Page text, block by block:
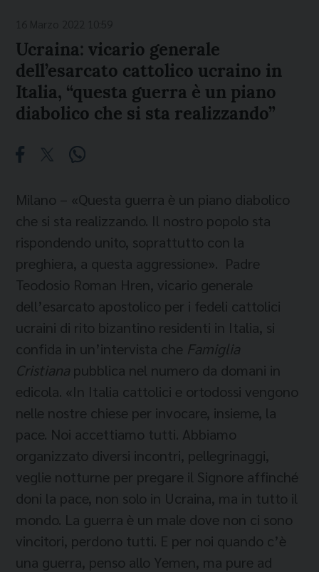
Ucraina: vicario generale
dell’esarcato cattolico ucraino in
Italia, “questa guerra è un piano
diabolico che si sta realizzando”
Milano – «Questa guerra è un piano diabolico
che si sta realizzando. Il nostro popolo sta
rispondendo unito, soprattutto con la
preghiera, a questa aggressione». Padre
Teodosio Roman Hren, vicario generale
dell’esarcato apostolico per i fedeli cattolici
ucraini di rito bizantino residenti in Italia, si
confida in un’intervista che Famiglia
Cristiana pubblica nel numero da domani in
edicola. «In Italia cattolici e ortodossi vengono
nelle nostre chiese per invocare, insieme, la
pace. Noi accettiamo tutti. Abbiamo
organizzato diversi incontri, pellegrinaggi,
veglie notturne per pregare il Signore affinché
doni la pace, non solo in Ucraina, ma in tutto il
mondo. La guerra è un male dove non ci sono
vincitori, perdono tutti. E per noi quando c’è
una guerra, penso allo Yemen, ma pure ad